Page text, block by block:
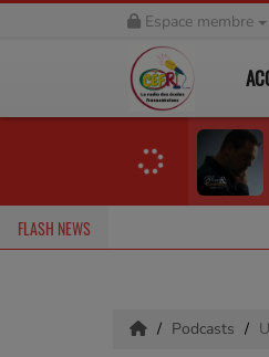
Espace membre
FLASH NEWS
Podcasts